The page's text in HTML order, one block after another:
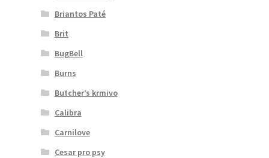
Briantos Paté
Brit
BugBell
Burns
Butcher’s krmivo
Calibra
Carnilove
Cesar pro psy